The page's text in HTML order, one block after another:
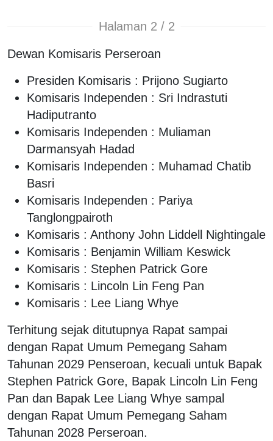
Halaman 2 / 2
Dewan Komisaris Perseroan
Presiden Komisaris : Prijono Sugiarto
Komisaris Independen : Sri Indrastuti
Hadiputranto
Komisaris Independen : Muliaman
Darmansyah Hadad
Komisaris Independen : Muhamad Chatib
Basri
Komisaris Independen : Pariya
Tanglongpairoth
Komisaris : Anthony John Liddell Nightingale
Komisaris : Benjamin William Keswick
Komisaris : Stephen Patrick Gore
Komisaris : Lincoln Lin Feng Pan
Komisaris : Lee Liang Whye
Terhitung sejak ditutupnya Rapat sampai
dengan Rapat Umum Pemegang Saham
Tahunan 2029 Penseroan, kecuali untuk Bapak
Stephen Patrick Gore, Bapak Lincoln Lin Feng
Pan dan Bapak Lee Liang Whye sampal
dengan Rapat Umum Pemegang Saham
Tahunan 2028 Perseroan.